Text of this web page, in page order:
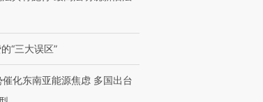
“三大误区”
化东南亚能源焦虑 多国出台